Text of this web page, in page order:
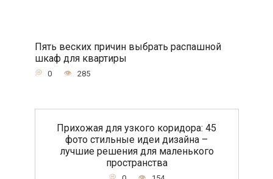
Пять веских причин выбрать распашной
шкаф для квартиры
0 285
Прихожая для узкого коридора: 45
фото стильные идеи дизайна –
лучшие решения для маленького
пространства